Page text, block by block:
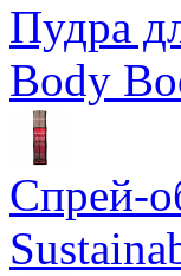
Пудра
Body
Спрей-